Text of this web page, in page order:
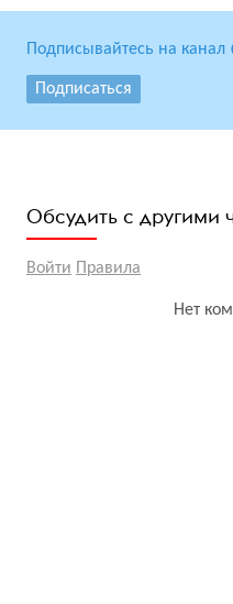
Подписывайтесь на канал
Подписаться
Обсудить с другими
Войти Правила
Нет